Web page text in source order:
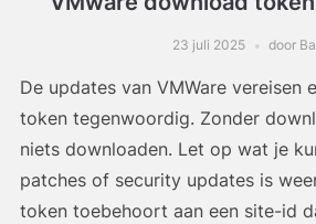
23 juli 2025 door
De updates van VMWare vereisen
token tegenwoordig. Zonder
niets downloaden. Let op wat je
patches of security updates is
token toebehoort aan een site-id